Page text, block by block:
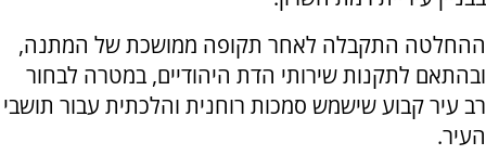
ההחלטה התקבלה לאחר תקופה ממושכת של המתנה,
ובהתאם לתקנות שירותי הדת היהודיים, במטרה לבחור
רב עיר קבוע שישמש סמכות רוחנית והלכתית עבור תושבי
העיר.